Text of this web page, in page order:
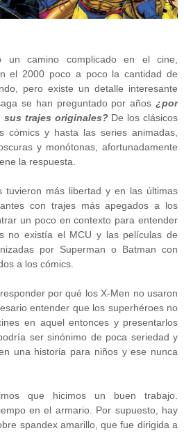
un camino complicado en el cine,
el 2000 poco a poco la cantidad de
pero existe un detalle interesante
se han preguntado por años¿por
sus trajes originales?De los clásicos
cómics y hasta las series animadas,
y monótonas, afortunadamente
la respuesta.
tuvieron más libertad y en las últimas
con trajes más apegados a los
un poco en contexto para entender
no existía el MCU y las películas de
por Superman o Batman con
a los cómics.
por qué los X-Men no usaron
entender que los superhéroes no
en aquel entonces y presentarlos
ser sinónimo de poca seriedad y
una historia para niños y ese nunca
que hicimos un buen trabajo.
en el armario. Por supuesto, hay
spandex amarillo, que fue dirigida a